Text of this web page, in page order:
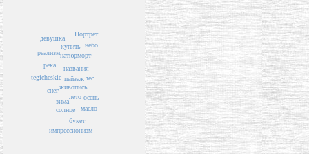
пейзаж
названия
живопись
лето
натюрморт
купить
солнце
лес
зима
осень
букет
масло
река
снег
tegicheskie
реализм
небо
импрессионизм
Портрет
девушка